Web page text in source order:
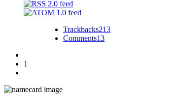
Trackbacks213
Comments13
1